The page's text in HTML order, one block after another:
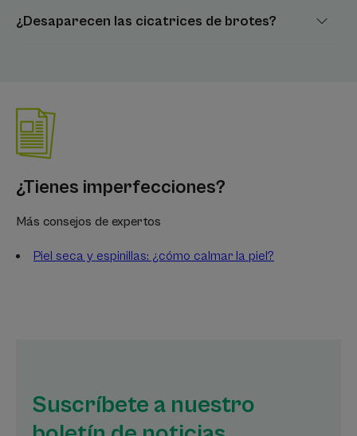
¿Desaparecen las cicatrices de brotes?
¿Tienes imperfecciones?
Más consejos de expertos
Piel seca y espinillas: ¿cómo calmar la piel?
Suscríbete a nuestro